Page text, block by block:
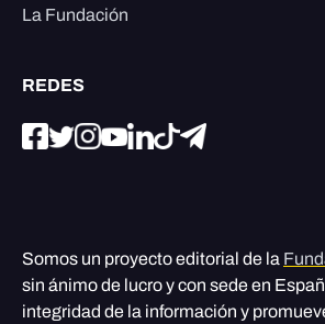
La Fundación
REDES
Somos un proyecto editorial de la
sin ánimo de lucro y con sede en
integridad de la información y